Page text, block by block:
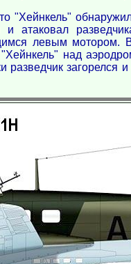
"Хейнкель"
и атаковал
левым мотором. В
над